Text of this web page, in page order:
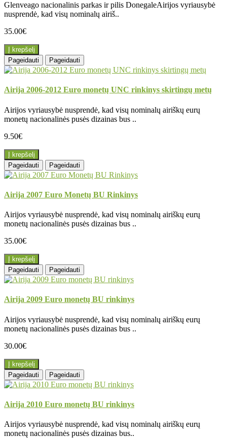
Glenveago nacionalinis parkas ir pilis DonegaleAirijos vyriausybė
nusprendė, kad visų nominalų airiš..
35.00€
Į krepšelį
Pageidauti
Pageidauti
Airija 2006-2012 Euro monetų UNC rinkinys skirtingų metų
Airijos vyriausybė nusprendė, kad visų nominalų airiškų eurų
monetų nacionalinės pusės dizainas bus ..
9.50€
Į krepšelį
Pageidauti
Pageidauti
Airija 2007 Euro Monetų BU Rinkinys
Airijos vyriausybė nusprendė, kad visų nominalų airiškų eurų
monetų nacionalinės pusės dizainas bus ..
35.00€
Į krepšelį
Pageidauti
Pageidauti
Airija 2009 Euro monetų BU rinkinys
Airijos vyriausybė nusprendė, kad visų nominalų airiškų eurų
monetų nacionalinės pusės dizainas bus ..
30.00€
Į krepšelį
Pageidauti
Pageidauti
Airija 2010 Euro monetų BU rinkinys
Airijos vyriausybė nusprendė, kad visų nominalų airiškų eurų
monetų nacionalinės pusės dizainas bus..